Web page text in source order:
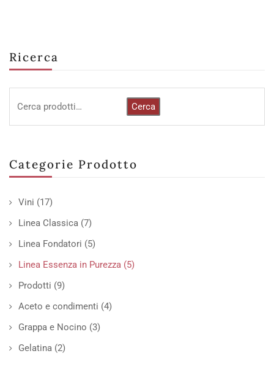
Ricerca
Cerca
Categorie Prodotto
Vini (17)
Linea Classica (7)
Linea Fondatori (5)
Linea Essenza in Purezza (5)
Prodotti (9)
Aceto e condimenti (4)
Grappa e Nocino (3)
Gelatina (2)